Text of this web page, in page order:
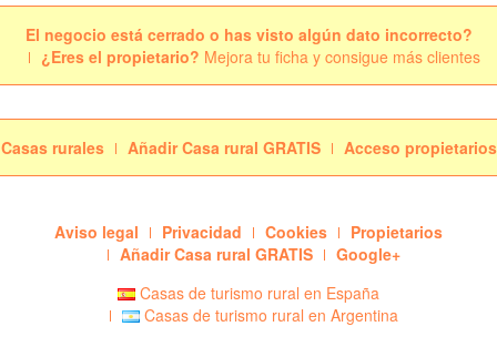
El negocio está cerrado o has visto algún dato incorrecto?
¿Eres el propietario? Mejora tu ficha y consigue más clientes
Casas rurales Añadir Casa rural GRATIS Acceso propietarios
Aviso legal Privacidad Cookies
Propietarios
Añadir Casa rural GRATIS
Google+
Casas de turismo rural en España
Casas de turismo rural en Argentina